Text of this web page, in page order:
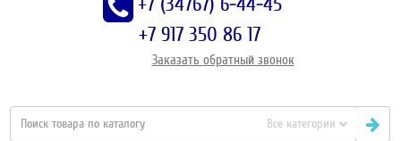
+7 917 350 86 17
Заказать обратный звонок
Все категории